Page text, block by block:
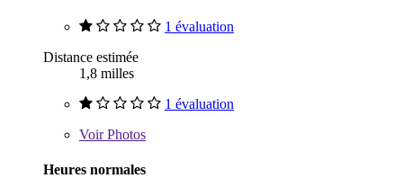
1 évaluation
Distance estimée
1,8 milles
1 évaluation
VoirPhotos
Heures normales